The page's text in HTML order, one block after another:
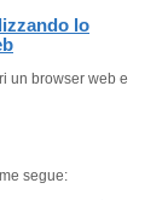
lo
un browser web e
segue: